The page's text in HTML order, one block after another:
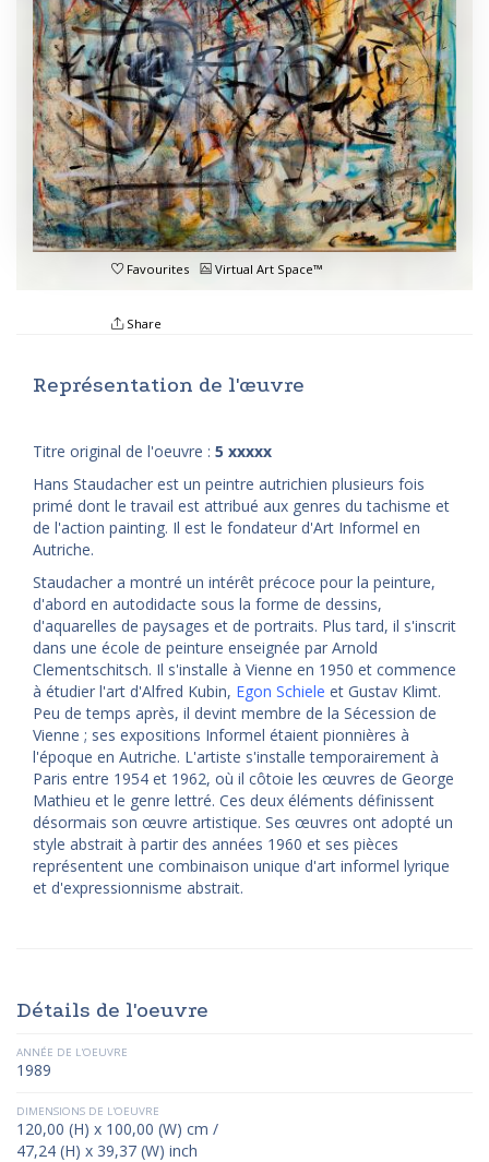
Favourites Virtual Art Space™
Share
Représentation de l'œuvre
Titre original de l'oeuvre : 5 xxxxx
Hans Staudacher est un peintre autrichien plusieurs fois
primé dont le travail est attribué aux genres du tachisme et
de l'action painting. Il est le fondateur d'Art Informel en
Autriche.
Staudacher a montré un intérêt précoce pour la peinture,
d'abord en autodidacte sous la forme de dessins,
d'aquarelles de paysages et de portraits. Plus tard, il s'inscrit
dans une école de peinture enseignée par Arnold
Clementschitsch. Il s'installe à Vienne en 1950 et commence
à étudier l'art d'Alfred Kubin, Egon Schiele et Gustav Klimt.
Peu de temps après, il devint membre de la Sécession de
Vienne ; ses expositions Informel étaient pionnières à
l'époque en Autriche. L'artiste s'installe temporairement à
Paris entre 1954 et 1962, où il côtoie les œuvres de George
Mathieu et le genre lettré. Ces deux éléments définissent
désormais son œuvre artistique. Ses œuvres ont adopté un
style abstrait à partir des années 1960 et ses pièces
représentent une combinaison unique d'art informel lyrique
et d'expressionnisme abstrait.
Détails de l'oeuvre
ANNÉE DE L'OEUVRE
1989
DIMENSIONS DE L'OEUVRE
120,00 (H) x 100,00 (W) cm /
47,24 (H) x 39,37 (W) inch